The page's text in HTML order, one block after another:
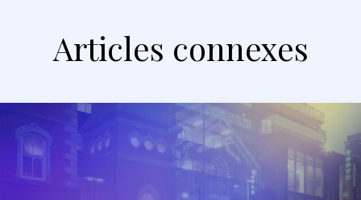
Articles connexes